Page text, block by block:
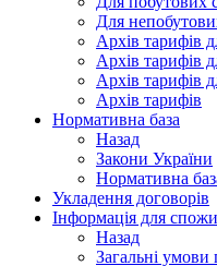
Для
Архів тарифів
Архів тарифів
Архів тарифів
Архів тарифів
Нормативна база
Назад
Закони України
Нормативна
Укладення договорів
Інформація для
Назад
Загальні умови